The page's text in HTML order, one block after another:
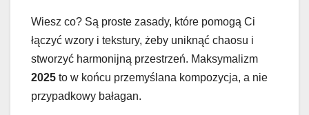
Wiesz co? Są proste zasady, które pomogą Ci
łączyć wzory i tekstury, żeby uniknąć chaosu i
stworzyć harmonijną przestrzeń. Maksymalizm
2025 to w końcu przemyślana kompozycja, a nie
przypadkowy bałagan.